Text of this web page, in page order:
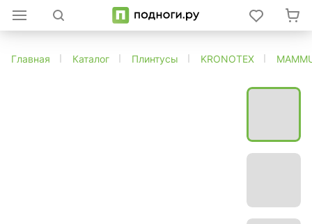
Главная Каталог Плинтусы KRONOTEX